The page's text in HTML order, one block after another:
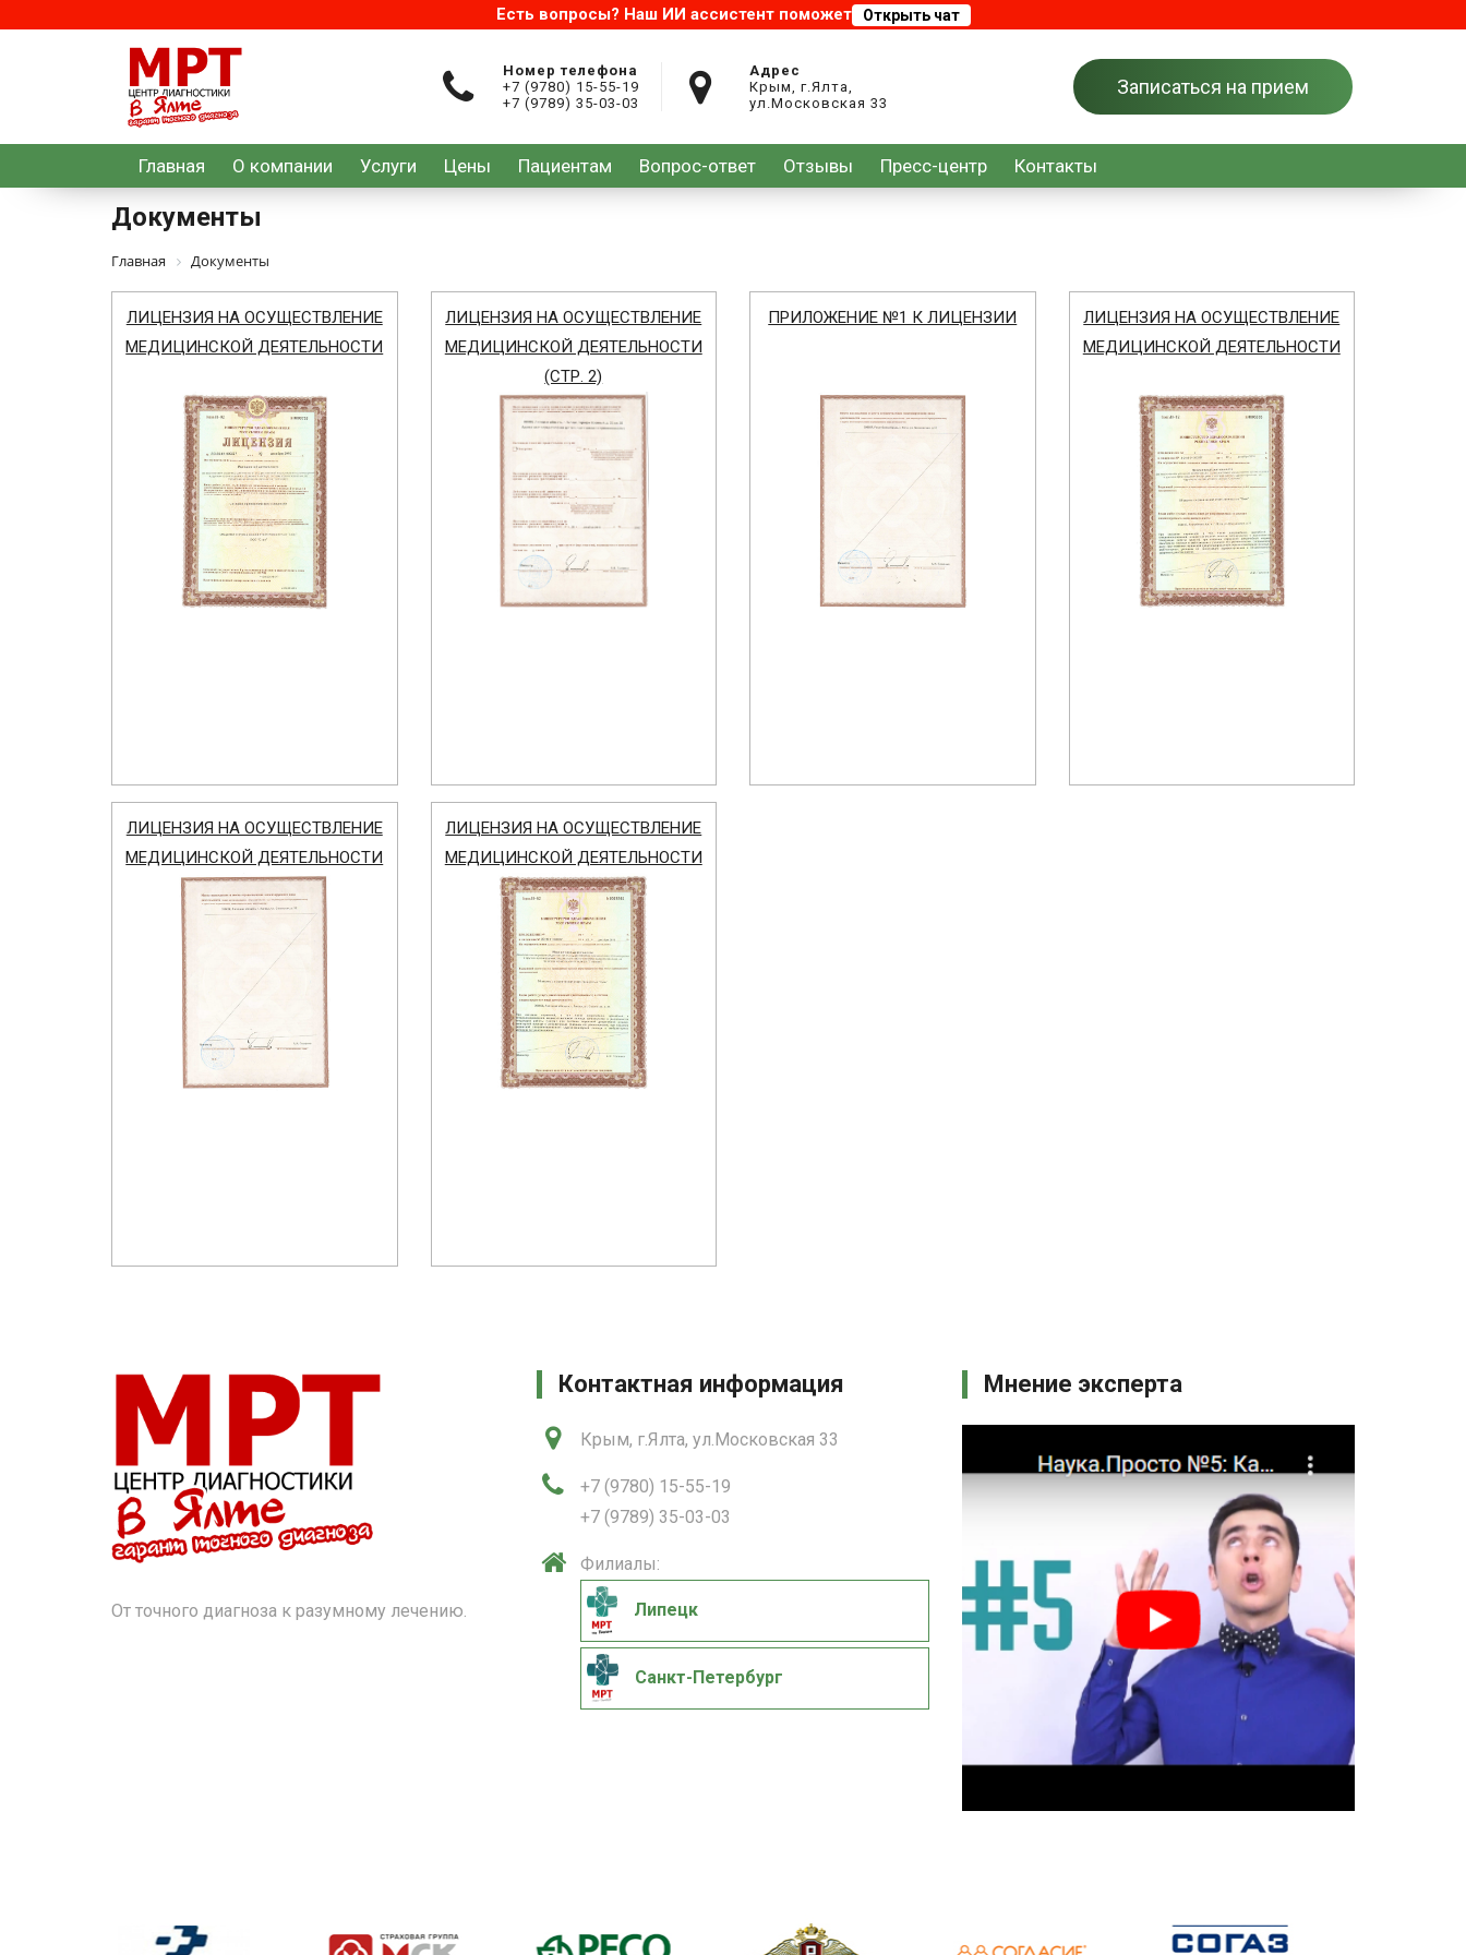
Номер телефона
+7 (9780) 15-55-19
+7 (9789) 35-03-03
Адрес
Крым, г.Ялта,
ул.Московская 33
Записаться на прием
Главная О компании Услуги Цены Пациентам Вопрос-ответ Отзывы Пресс-центр Контакты
Документы
Главная Документы
ЛИЦЕНЗИЯ НА ОСУЩЕСТВЛЕНИЕ
МЕДИЦИНСКОЙ ДЕЯТЕЛЬНОСТИ
ЛИЦЕНЗИЯ НА ОСУЩЕСТВЛЕНИЕ
МЕДИЦИНСКОЙ ДЕЯТЕЛЬНОСТИ
(СТР. 2)
ПРИЛОЖЕНИЕ №1 К ЛИЦЕНЗИИ
ЛИЦЕНЗИЯ НА ОСУЩЕСТВЛЕНИЕ
МЕДИЦИНСКОЙ ДЕЯТЕЛЬНОСТИ
ЛИЦЕНЗИЯ НА ОСУЩЕСТВЛЕНИЕ
МЕДИЦИНСКОЙ ДЕЯТЕЛЬНОСТИ
ЛИЦЕНЗИЯ НА ОСУЩЕСТВЛЕНИЕ
МЕДИЦИНСКОЙ ДЕЯТЕЛЬНОСТИ
От точного диагноза к разумному лечению.
Контактная информация
Крым, г.Ялта, ул.Московская 33
+7 (9780) 15-55-19
+7 (9789) 35-03-03
Филиалы:
Липецк
Санкт-Петербург
Мнение эксперта